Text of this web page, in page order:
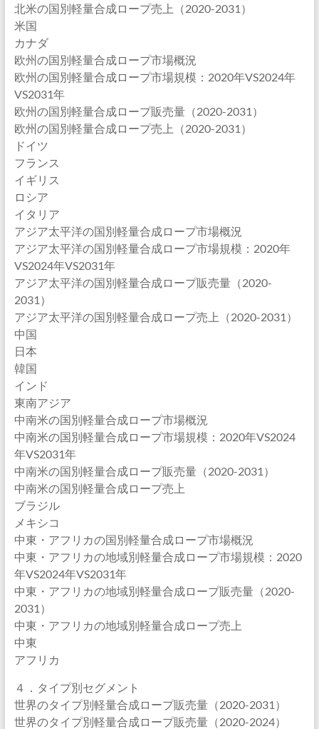
北米の国別軽量合成ロープ売上（2020-2031）
米国
カナダ
欧州の国別軽量合成ロープ市場概況
欧州の国別軽量合成ロープ市場規模：2020年VS2024年
VS2031年
欧州の国別軽量合成ロープ販売量（2020-2031）
欧州の国別軽量合成ロープ売上（2020-2031）
ドイツ
フランス
イギリス
ロシア
イタリア
アジア太平洋の国別軽量合成ロープ市場概況
アジア太平洋の国別軽量合成ロープ市場規模：2020年
VS2024年VS2031年
アジア太平洋の国別軽量合成ロープ販売量（2020-
2031）
アジア太平洋の国別軽量合成ロープ売上（2020-2031）
中国
日本
韓国
インド
東南アジア
中南米の国別軽量合成ロープ市場概況
中南米の国別軽量合成ロープ市場規模：2020年VS2024
年VS2031年
中南米の国別軽量合成ロープ販売量（2020-2031）
中南米の国別軽量合成ロープ売上
ブラジル
メキシコ
中東・アフリカの国別軽量合成ロープ市場概況
中東・アフリカの地域別軽量合成ロープ市場規模：2020
年VS2024年VS2031年
中東・アフリカの地域別軽量合成ロープ販売量（2020-
2031）
中東・アフリカの地域別軽量合成ロープ売上
中東
アフリカ
４．タイプ別セグメント
世界のタイプ別軽量合成ロープ販売量（2020-2031）
世界のタイプ別軽量合成ロープ販売量（2020-2024）